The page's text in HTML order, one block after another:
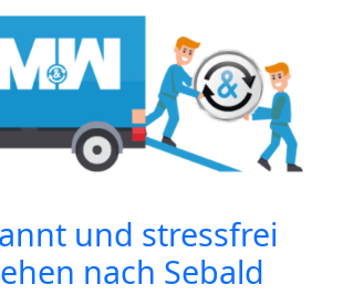
und stressfrei
nach Sebald